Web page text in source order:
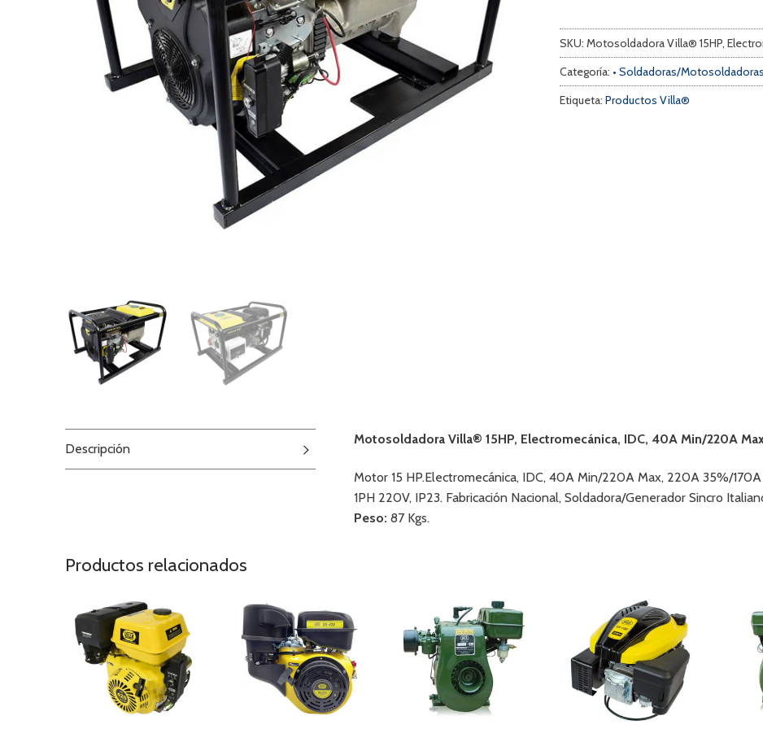
Servicio Técnico
Contacto
Búsqueda
productos
SKU: Motosoldadora Villa® 15HP,
Categoría: • Soldadoras/Motosoldadoras
Etiqueta: Productos Villa®
Descripción
Motosoldadora Villa® 15HP, Electromecánica, IDC, 40A Min/220A
Motor 15 HP.Electromecánica, IDC, 40A Min/220A Max, 220A 35%/
1PH 220V, IP23. Fabricación Nacional, Soldadora/Generador Sincro
Peso: 87 Kgs.
Productos relacionados